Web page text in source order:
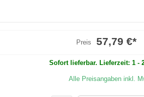
Preis 57,79 €*
Sofort lieferbar. Lieferzeit: 1 -
Alle Preisangaben inkl.